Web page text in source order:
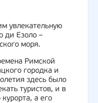
увлекательную
ди Езоло –
моря.
Римской
городка и
здесь было
туристов, и в
а его